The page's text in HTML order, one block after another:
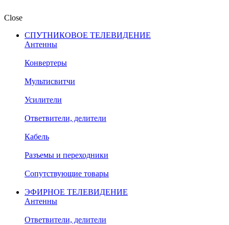
Close
СПУТНИКОВОЕ ТЕЛЕВИДЕНИЕ
Антенны
Конвертеры
Мультисвитчи
Усилители
Ответвители, делители
Кабель
Разъемы и переходники
Сопутствующие товары
ЭФИРНОЕ ТЕЛЕВИДЕНИЕ
Антенны
Ответвители, делители